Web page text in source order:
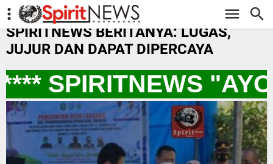
-->
SPIRITNEWS BERITANYA: LUGAS,
JUJUR DAN DAPAT DIPERCAYA
SPIRITNEWS "AYO